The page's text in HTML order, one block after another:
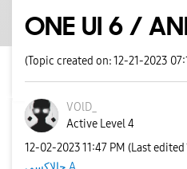
ONE UI 6 /
(Topic created on: 12-21-2023
VOlD_
Active Level 4
‎12-02-202311:47 PM (Last edited